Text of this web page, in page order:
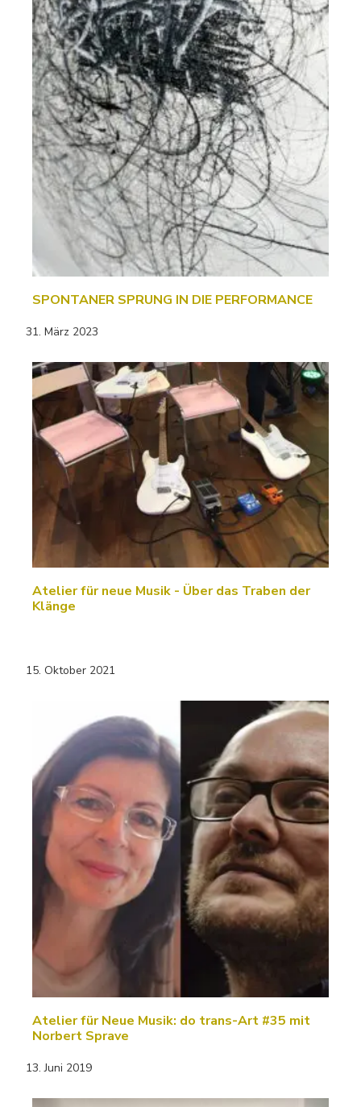
SPONTANER SPRUNG IN DIE PERFORMANCE
31. März 2023
Atelier für neue Musik - Über das Traben der
Klänge
15. Oktober 2021
Atelier für Neue Musik: do trans-Art #35 mit
Norbert Sprave
13. Juni 2019